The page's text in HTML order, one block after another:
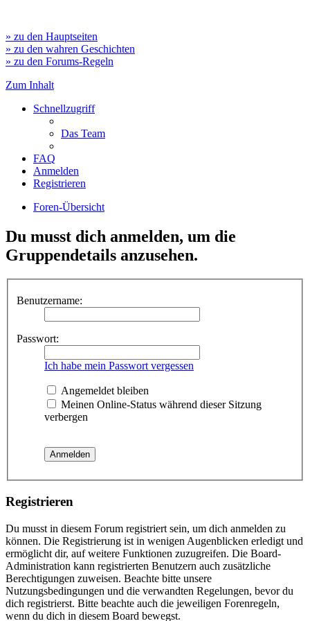
» zu den Hauptseiten
» zu den wahren Geschichten
» zu den Forums-Regeln
Zum Inhalt
Schnellzugriff
Das Team
FAQ
Anmelden
Registrieren
Foren-Übersicht
Du musst dich anmelden, um die
Gruppendetails anzusehen.
Benutzername:
Passwort:
Ich habe mein Passwort vergessen
Angemeldet bleiben
Meinen Online-Status während dieser Sitzung
verbergen
Registrieren
Du musst in diesem Forum registriert sein, um dich anmelden zu
können. Die Registrierung ist in wenigen Augenblicken erledigt und
ermöglicht dir, auf weitere Funktionen zuzugreifen. Die Board-
Administration kann registrierten Benutzern auch zusätzliche
Berechtigungen zuweisen. Beachte bitte unsere
Nutzungsbedingungen und die verwandten Regelungen, bevor du
dich registrierst. Bitte beachte auch die jeweiligen Forenregeln,
wenn du dich in diesem Board bewegst.